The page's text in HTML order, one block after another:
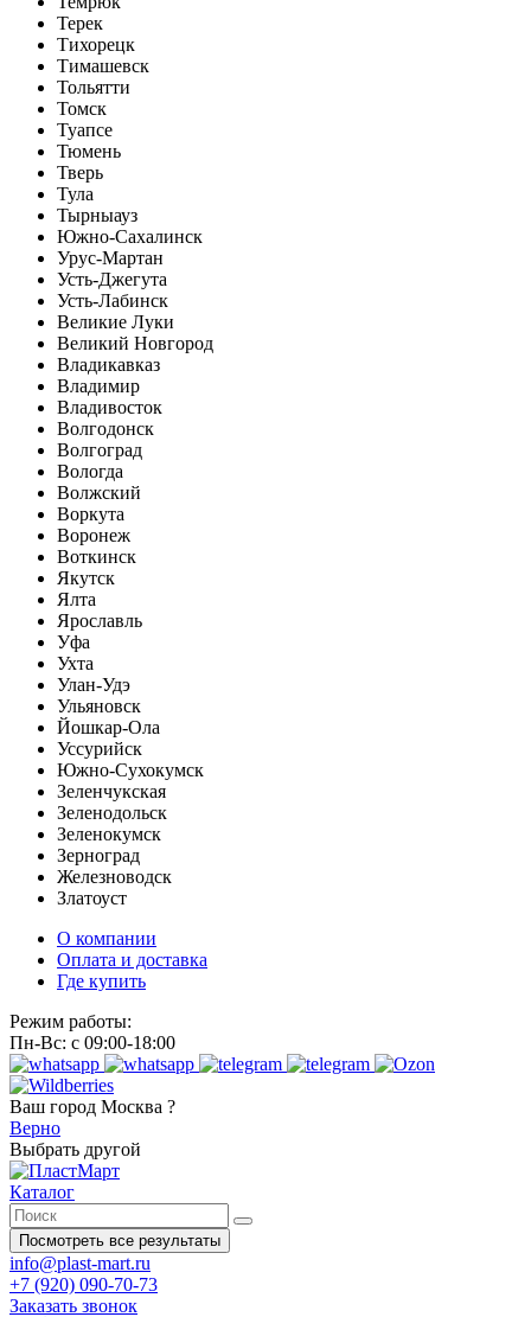
Терек
Тихорецк
Тимашевск
Тольятти
Томск
Туапсе
Тюмень
Тверь
Тула
Тырныауз
Южно-Сахалинск
Урус-Мартан
Усть-Джегута
Усть-Лабинск
Великие Луки
Великий Новгород
Владикавказ
Владимир
Владивосток
Волгодонск
Волгоград
Вологда
Волжский
Воркута
Воронеж
Воткинск
Якутск
Ялта
Ярославль
Уфа
Ухта
Улан-Удэ
Ульяновск
Йошкар-Ола
Уссурийск
Южно-Сухокумск
Зеленчукская
Зеленодольск
Зеленокумск
Зерноград
Железноводск
Златоуст
О компании
Оплата и доставка
Где купить
Режим работы:
Пн-Вс: с 09:00-18:00
Ваш город Москва ?
Верно
Выбрать другой
Каталог
Посмотреть все результаты
info@plast-mart.ru
+7 (920) 090-70-73
Заказать звонок